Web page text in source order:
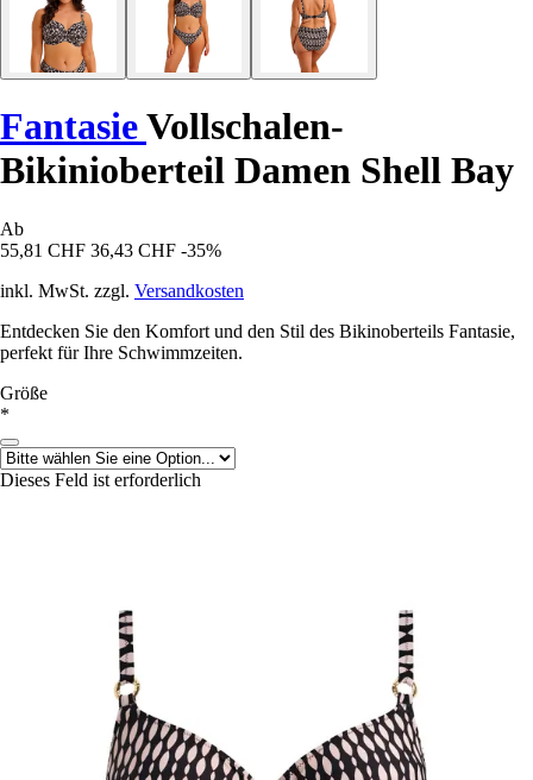
FantasieVollschalen-
Bikinioberteil Damen Shell Bay
Ab
55,81 CHF 36,43 CHF -35%
inkl. MwSt. zzgl. Versandkosten
Entdecken Sie den Komfort und den Stil des Bikinoberteils Fantasie,
perfekt für Ihre Schwimmzeiten.
Größe
*
Dieses Feld ist erforderlich